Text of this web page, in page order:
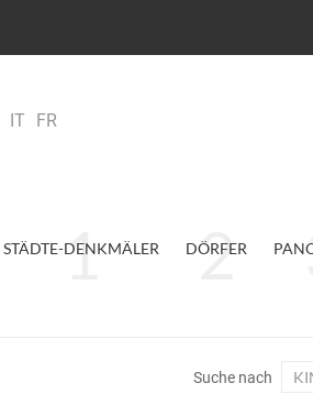
IT FR
STÄDTE-DENKMÄLER DÖRFER
Suche nach